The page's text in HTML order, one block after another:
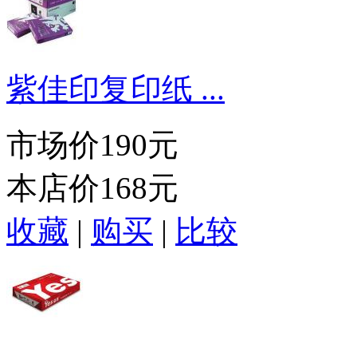
紫佳印复印纸 ...
市场价190元
本店价168元
收藏 | 购买 | 比较